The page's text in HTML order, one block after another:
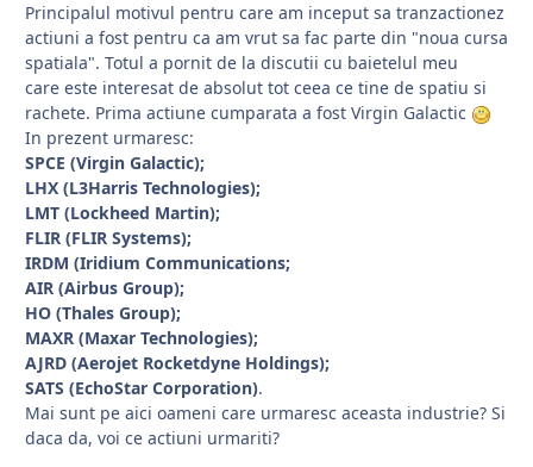
Principalul motivul pentru care am inceput sa tranzactionez
actiuni a fost pentru ca am vrut sa fac parte din "noua cursa
spatiala". Totul a pornit de la discutii cu baietelul meu
care este interesat de absolut tot ceea ce tine de spatiu si
rachete. Prima actiune cumparata a fost Virgin Galactic
In prezent urmaresc:
SPCE (Virgin Galactic);
LHX (L3Harris Technologies);
LMT (Lockheed Martin);
FLIR (FLIR Systems);
IRDM (Iridium Communications;
AIR (Airbus Group);
HO (Thales Group);
MAXR (Maxar Technologies);
AJRD (Aerojet Rocketdyne Holdings);
SATS (EchoStar Corporation).
Mai sunt pe aici oameni care urmaresc aceasta industrie? Si
daca da, voi ce actiuni urmariti?